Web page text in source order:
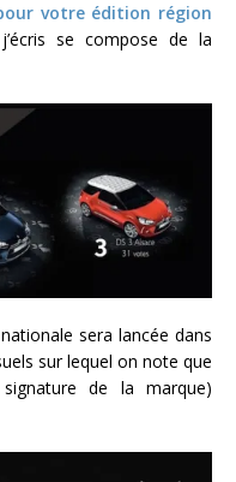
votre édition région
se compose de la
sera lancée dans
sur lequel on note que
de la marque)